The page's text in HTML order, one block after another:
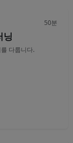
50분
닝
다룹니다.